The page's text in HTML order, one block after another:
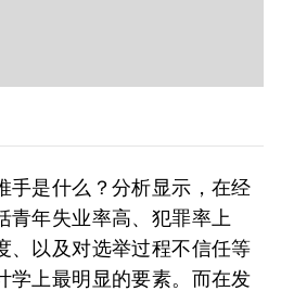
手是什么？分析显示，在经
青年失业率高、犯罪率上
、以及对选举过程不信任等
学上最明显的要素。而在发